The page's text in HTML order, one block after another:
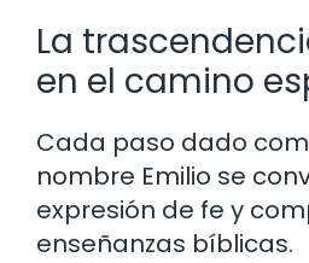
La
en el camino
Cada paso dado
nombre Emilio se
expresión de fe y
enseñanzas bíblicas.